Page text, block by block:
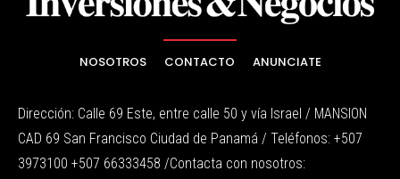
NOSOTROS CONTACTO ANUNCIATE
Dirección: Calle 69 Este, entre calle 50 y vía Israel / MANSION
CAD 69 San Francisco Ciudad de Panamá / Teléfonos: +507
3973100 +507 66333458 /Contacta con nosotros: